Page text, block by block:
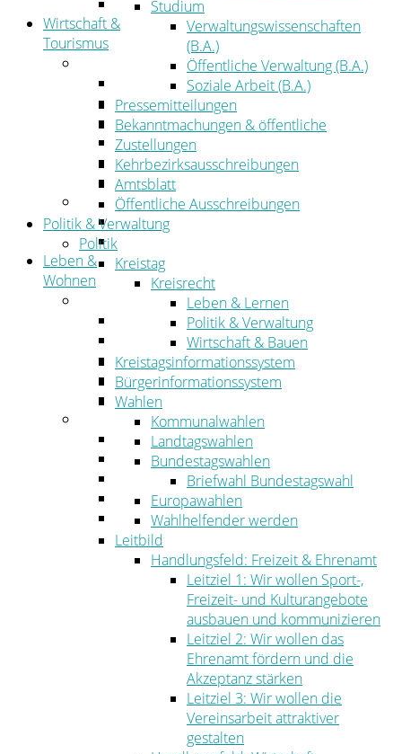
Wirtschaft &
Tourismus
Wirtschaftsförderung
Gewerbeflächen und Unternehmen
Arbeitgeberservice
Mobilfunk & Breitband
Straßen- und Radwegebau
Landwirtschaft
Tourismus
Freizeit und Urlaub im Landkreis
Veranstaltungen
Leben &
Wohnen
Migration
Schulen, Bildung, Sport und Kultur
Soziales
Gesundheit
Jugend, Familie und Senioren
Bauen und Planen
Abfall
Umwelt
Ordnung
Studium
Verwaltungswissenschaften
(B.A.)
Öffentliche Verwaltung (B.A.)
Soziale Arbeit (B.A.)
Pressemitteilungen
Bekanntmachungen & öffentliche
Zustellungen
Kehrbezirksausschreibungen
Amtsblatt
Öffentliche Ausschreibungen
Politik & Verwaltung
Politik
Kreistag
Kreisrecht
Leben & Lernen
Politik & Verwaltung
Wirtschaft & Bauen
Kreistagsinformationssystem
Bürgerinformationssystem
Wahlen
Kommunalwahlen
Landtagswahlen
Bundestagswahlen
Briefwahl Bundestagswahl
Europawahlen
Wahlhelfender werden
Leitbild
Handlungsfeld: Freizeit & Ehrenamt
Leitziel 1: Wir wollen Sport-,
Freizeit- und Kulturangebote
ausbauen und kommunizieren
Leitziel 2: Wir wollen das
Ehrenamt fördern und die
Akzeptanz stärken
Leitziel 3: Wir wollen die
Vereinsarbeit attraktiver
gestalten